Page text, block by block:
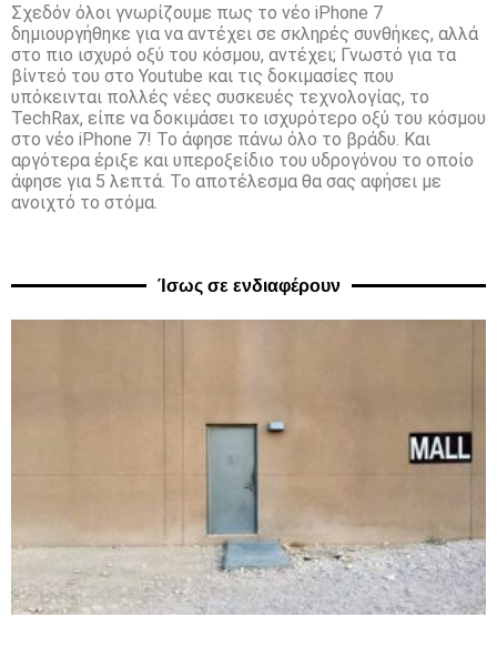
Σχεδόν όλοι γνωρίζουμε πως το νέο iPhone 7
δημιουργήθηκε για να αντέχει σε σκληρές συνθήκες, αλλά
στο πιο ισχυρό οξύ του κόσμου, αντέχει; Γνωστό για τα
βίντεό του στο Youtube και τις δοκιμασίες που
υπόκεινται πολλές νέες συσκευές τεχνολογίας, το
TechRax, είπε να δοκιμάσει το ισχυρότερο οξύ του κόσμου
στο νέο iPhone 7! Το άφησε πάνω όλο το βράδυ. Και
αργότερα έριξε και υπεροξείδιο του υδρογόνου το οποίο
άφησε για 5 λεπτά. Το αποτέλεσμα θα σας αφήσει με
ανοιχτό το στόμα.
Ίσως σε ενδιαφέρουν